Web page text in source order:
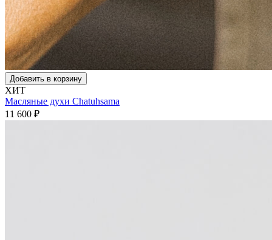
Добавить в корзину
ХИТ
Масляные духи Chatuhsama
11 600 ₽